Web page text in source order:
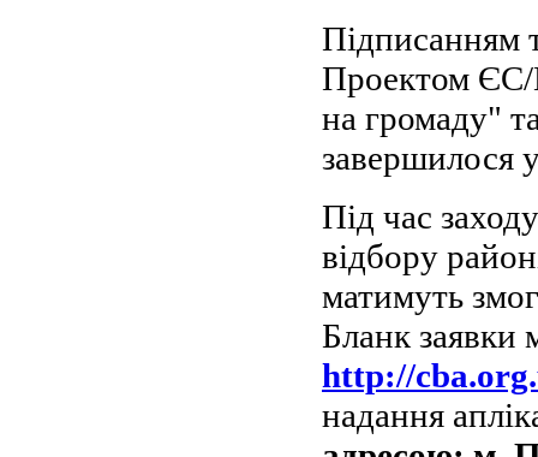
Підписанням
Проектом ЄС/
на громаду"
завершилося
Під час
відбору
матимуть
Бланк заявки
http://
надання